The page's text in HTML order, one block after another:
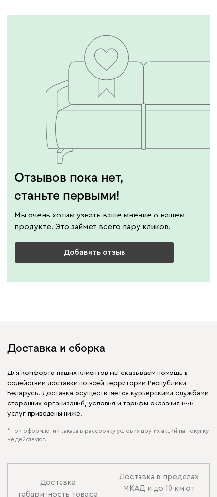
Молочный
Серый Терракота Тёмно-синий
Отзывов пока нет,
станьте первыми!
Мы очень хотим узнать ваше мнение о нашем
продукте. Это займет всего пару кликов.
Добавить отзыв
Доставка и сборка
Для комфорта наших клиентов мы оказываем помощь в
содействии доставки по всей территории Республики
Беларусь. Доставка осуществляется курьерскими службами
сторонних организаций, условия и тарифы оказания ими
услуг приведены ниже.
* при оформлении заказа в рассрочку условия других акций на покупку
не действуют.
Доставка
габаритность товара
Доставка в пределах
МКАД и до 10 км от